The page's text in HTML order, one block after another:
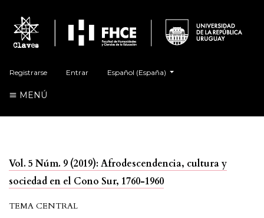
Registrarse Entrar Español (España)
MENÚ
Vol. 5 Núm. 9 (2019): Afrodescendencia, cultura y
sociedad en el Cono Sur, 1760-1960
TEMA CENTRAL